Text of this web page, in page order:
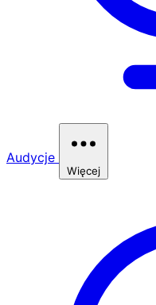
Audycje
Więcej